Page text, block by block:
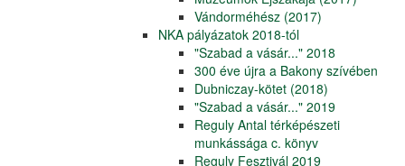
Vándorméhész (2017)
NKA pályázatok 2018-tól
"Szabad a vásár..." 2018
300 éve újra a Bakony szívében
Dubniczay-kötet (2018)
"Szabad a vásár..." 2019
Reguly Antal térképészeti
munkássága c. könyv
Reguly Fesztivál 2019